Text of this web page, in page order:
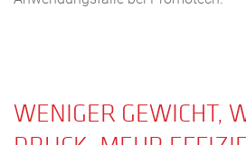
WENIGER GEWICHT,